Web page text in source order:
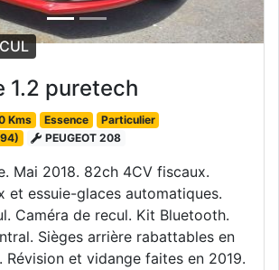
1.2 puretech
Kms Essence
Particulier
PEUGEOT 208
Mai 2018. 82ch 4CV fiscaux.
et essuie-glaces automatiques.
Caméra de recul. Kit Bluetooth.
Sièges arrière rabattables en
Révision et vidange faites en 2019.